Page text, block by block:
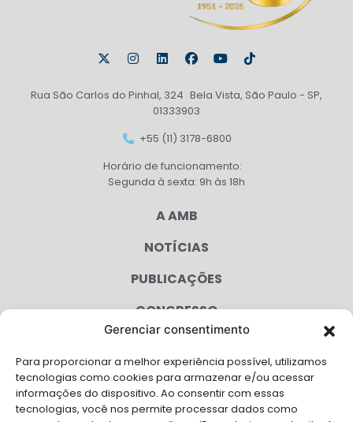
Gerenciar consentimento
Para proporcionar a melhor experiência possível, utilizamos
tecnologias como cookies para armazenar e/ou acessar
informações do dispositivo. Ao consentir com essas
tecnologias, você nos permite processar dados como
Rua São Carlos do Pinhal, 324 Bela Vista, São Paulo - SP,
01333903
+55 (11) 3178-6800
Horário de funcionamento:
Segunda à sexta: 9h às 18h
A AMB
NOTÍCIAS
PUBLICAÇÕES
CONGRESSO
CAMPANHAS
SERVIÇOS